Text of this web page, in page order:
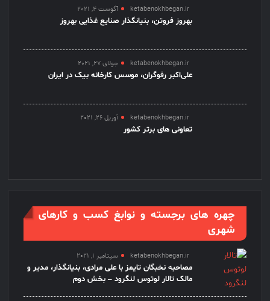
ketabenokhbegan.ir آگوست 4, 2021
بهروز فروتن، بنیانگذار صنایع غذایی بهروز
ketabenokhbegan.ir جولای 27, 2021
علی‌اکبر رفوگران، موسس کارخانه بیک در ایران
ketabenokhbegan.ir آوریل 26, 2021
تعاونی های برتر کشور
چهره های برجسته و نوابغ کسب و کارهای
شهری
ketabenokhbegan.ir سپتامبر 1, 2021
مصاحبه نخبگان تایمز با علی مرادی، بنیانگذار، مدیر و
مالک تالار لوتوس لنگرود – بخش دوم